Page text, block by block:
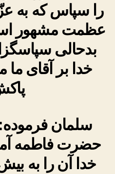
را سپاس که به
عظمت مشهور
بدحالی
خدا بر آقای ما
سلمان
حضرت فاطمه
خدا آن را به